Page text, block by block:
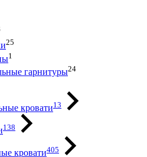
25
1
гарнитуры24
кровати13
138
кровати405